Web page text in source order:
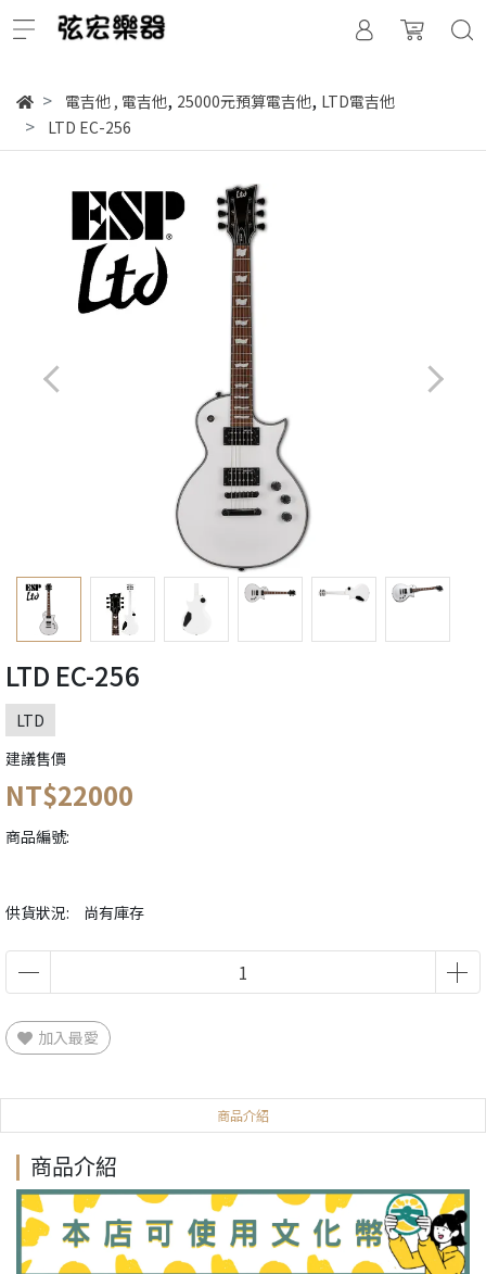
電吉他, 電吉他, 25000元預算電吉他, LTD電吉他
LTD EC-256
LTD EC-256
LTD
建議售價
NT$22000
商品編號:
供貨狀況: 尚有庫存
加入最愛
商品介紹
商品介紹